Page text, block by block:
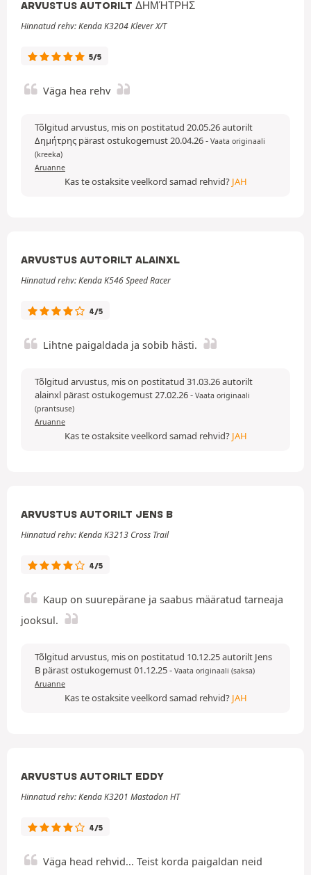
ARVUSTUS AUTORILT ΔΗΜΉΤΡΗΣ
Hinnatud rehv: Kenda K3204 Klever X/T
5/5
Väga hea rehv
Tõlgitud arvustus, mis on postitatud 20.05.26 autorilt
Δημήτρης pärast ostukogemust 20.04.26- Vaata originaali
(kreeka)
Aruanne
Kas te ostaksite veelkord samad rehvid? JAH
ARVUSTUS AUTORILT ALAINXL
Hinnatud rehv: Kenda K546 Speed Racer
4/5
Lihtne paigaldada ja sobib hästi.
Tõlgitud arvustus, mis on postitatud 31.03.26 autorilt
alainxl pärast ostukogemust 27.02.26- Vaata originaali
(prantsuse)
Aruanne
Kas te ostaksite veelkord samad rehvid? JAH
ARVUSTUS AUTORILT JENS B
Hinnatud rehv: Kenda K3213 Cross Trail
4/5
Kaup on suurepärane ja saabus määratud tarneaja
jooksul.
Tõlgitud arvustus, mis on postitatud 10.12.25 autorilt Jens
B pärast ostukogemust 01.12.25- Vaata originaali (saksa)
Aruanne
Kas te ostaksite veelkord samad rehvid? JAH
ARVUSTUS AUTORILT EDDY
Hinnatud rehv: Kenda K3201 Mastadon HT
4/5
Väga head rehvid... Teist korda paigaldan neid